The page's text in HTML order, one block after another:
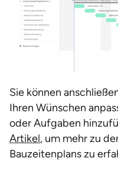
Sie können
Ihren Wünschen
oder Aufgaben
Artikel, um mehr zu
Bauzeitenplans zu